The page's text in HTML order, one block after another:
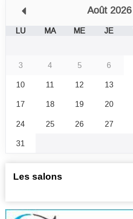
Août 2026
LU MA ME JE
3
4 5 6
10
11 12 13
17
18 19 20
24
25 26 27
31
Les salons